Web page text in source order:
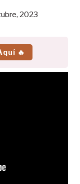
2023
🔥